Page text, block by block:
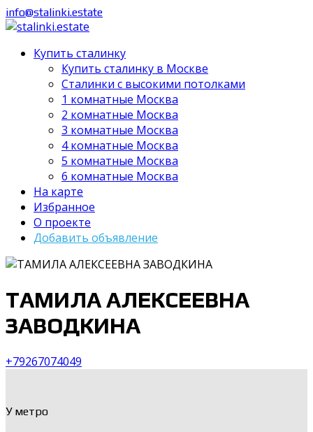
info@stalinki.estate
Купить сталинку
Купить сталинку в Москве
Cталинки с высокими потолками
1 комнатные Москва
2 комнатные Москва
3 комнатные Москва
4 комнатные Москва
5 комнатные Москва
6 комнатные Москва
На карте
Избранное
О проекте
Добавить объявление
ТАМИЛА АЛЕКСЕЕВНА
ЗАВОДКИНА
+79267074049
У метро